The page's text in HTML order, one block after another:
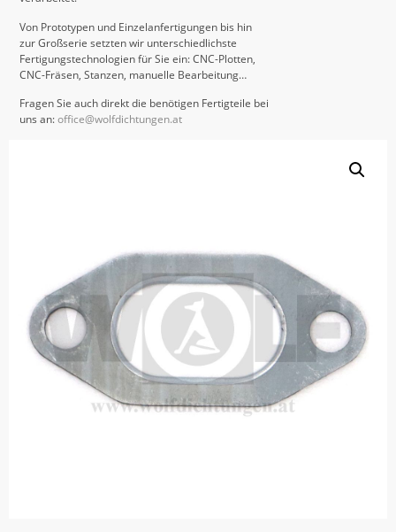
Von Prototypen und Einzelanfertigungen bis hin
zur Großserie setzten wir unterschiedlichste
Fertigungstechnologien für Sie ein: CNC-Plotten,
CNC-Fräsen, Stanzen, manuelle Bearbeitung…
Fragen Sie auch direkt die benötigen Fertigteile bei
uns an:office@wolfdichtungen.at